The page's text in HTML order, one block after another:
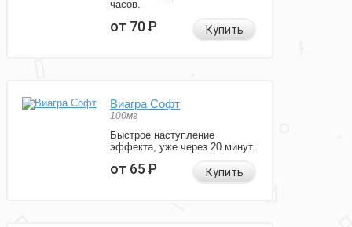
часов.
от 70Р Купить
Виагра Софт
100мг
Быстрое наступление
эффекта, уже через 20 минут.
от 65Р Купить